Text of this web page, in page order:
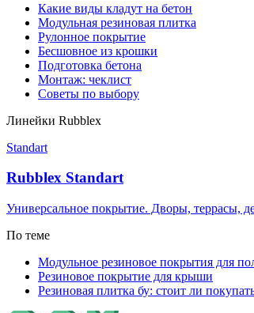
Какие виды кладут на бетон
Модульная резиновая плитка
Рулонное покрытие
Бесшовное из крошки
Подготовка бетона
Монтаж: чеклист
Советы по выбору
Линейки Rubblex
Standart
Rubblex Standart
Универсальное покрытие. Дворы, террасы,
По теме
Модульное резиновое покрытия для
Резиновое покрытие для крыши
Резиновая плитка бу: стоит ли